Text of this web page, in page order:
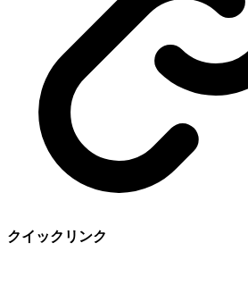
クイックリンク